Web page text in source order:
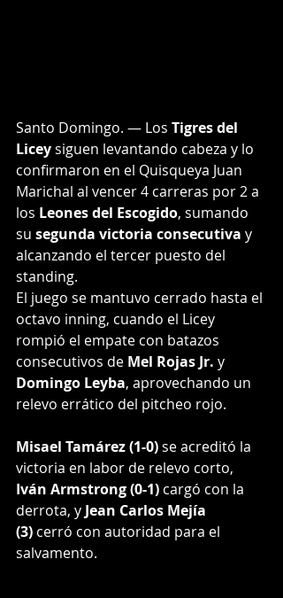
Santo Domingo. — Los Tigres del
Licey siguen levantando cabeza y lo
confirmaron en el Quisqueya Juan
Marichal al vencer 4 carreras por 2 a
los Leones del Escogido, sumando
su segunda victoria consecutiva y
alcanzando el tercer puesto del
standing.
El juego se mantuvo cerrado hasta el
octavo inning, cuando el Licey
rompió el empate con batazos
consecutivos de Mel Rojas Jr. y
Domingo Leyba, aprovechando un
relevo errático del pitcheo rojo.
Misael Tamárez (1-0) se acreditó la
victoria en labor de relevo corto,
Iván Armstrong (0-1) cargó con la
derrota, y Jean Carlos Mejía
(3) cerró con autoridad para el
salvamento.